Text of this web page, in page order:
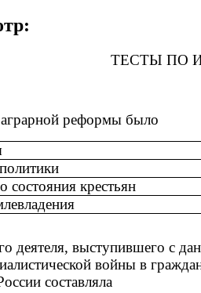
ТЕСТЫ ПО
реформы было
состояния крестьян
деятеля, выступившего с
войны в
составляла